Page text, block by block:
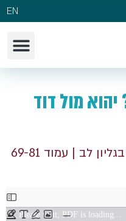
EN
מול דוד
לב | עמוד 69-81